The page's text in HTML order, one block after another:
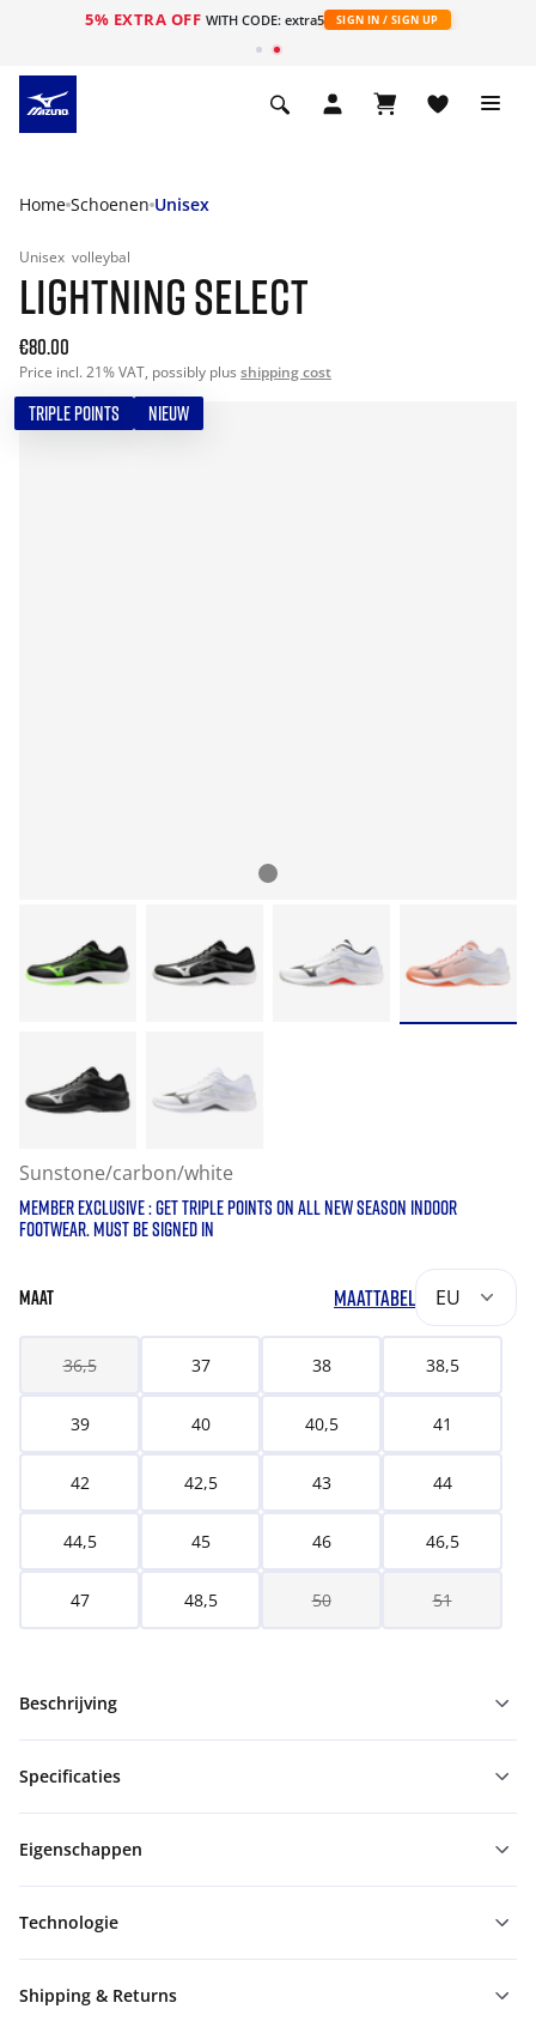
5% EXTRA OFF WITH CODE: extra5 SIGN IN / SIGN UP
Home Schoenen Unisex
Unisex volleybal
LIGHTNING SELECT
€80.00
Price incl. 21% VAT, possibly plus shipping cost
TRIPLE POINTS NIEUW
Sunstone/carbon/white
MEMBER EXCLUSIVE : GET TRIPLE POINTS ON ALL NEW SEASON INDOOR
FOOTWEAR. MUST BE SIGNED IN
MAAT MAATTABEL EU
36,5 37 38 38,5
39 40 40,5 41
42 42,5 43 44
44,5 45 46 46,5
47 48,5 50 51
Beschrijving
Specificaties
Eigenschappen
Technologie
Shipping & Returns